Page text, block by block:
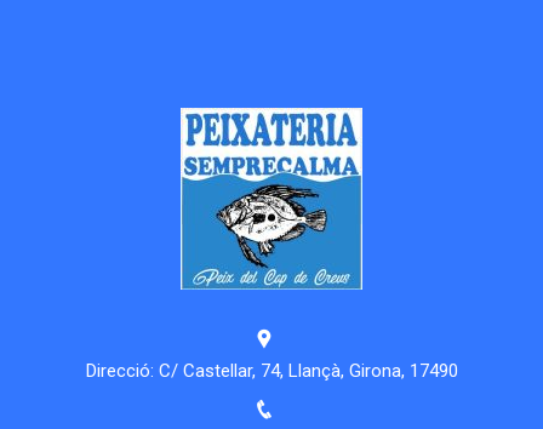
Direcció: C/ Castellar, 74, Llançà, Girona, 17490